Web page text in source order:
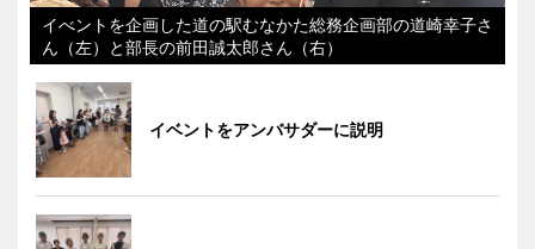
イべントを企画した道の駅むなかた総務企画部の道崎幸子さ
ん（左）と部長の前田誠太郎さん（右）
イベントをアンバサダーに説明